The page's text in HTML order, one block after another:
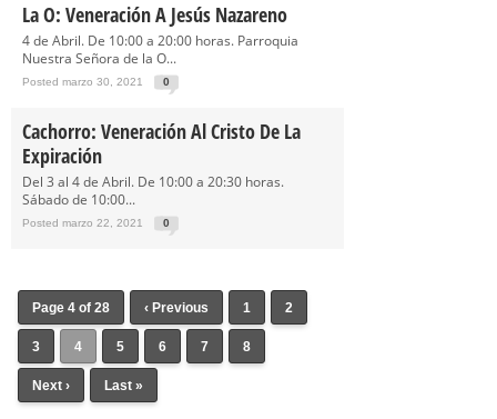
La O: Veneración A Jesús Nazareno
4 de Abril. De 10:00 a 20:00 horas. Parroquia
Nuestra Señora de la O...
Posted marzo 30, 2021 0
Cachorro: Veneración Al Cristo De La
Expiración
Del 3 al 4 de Abril. De 10:00 a 20:30 horas.
Sábado de 10:00...
Posted marzo 22, 2021 0
Page 4 of 28 ‹ Previous 1 2
3 4 5 6 7 8
Next › Last »